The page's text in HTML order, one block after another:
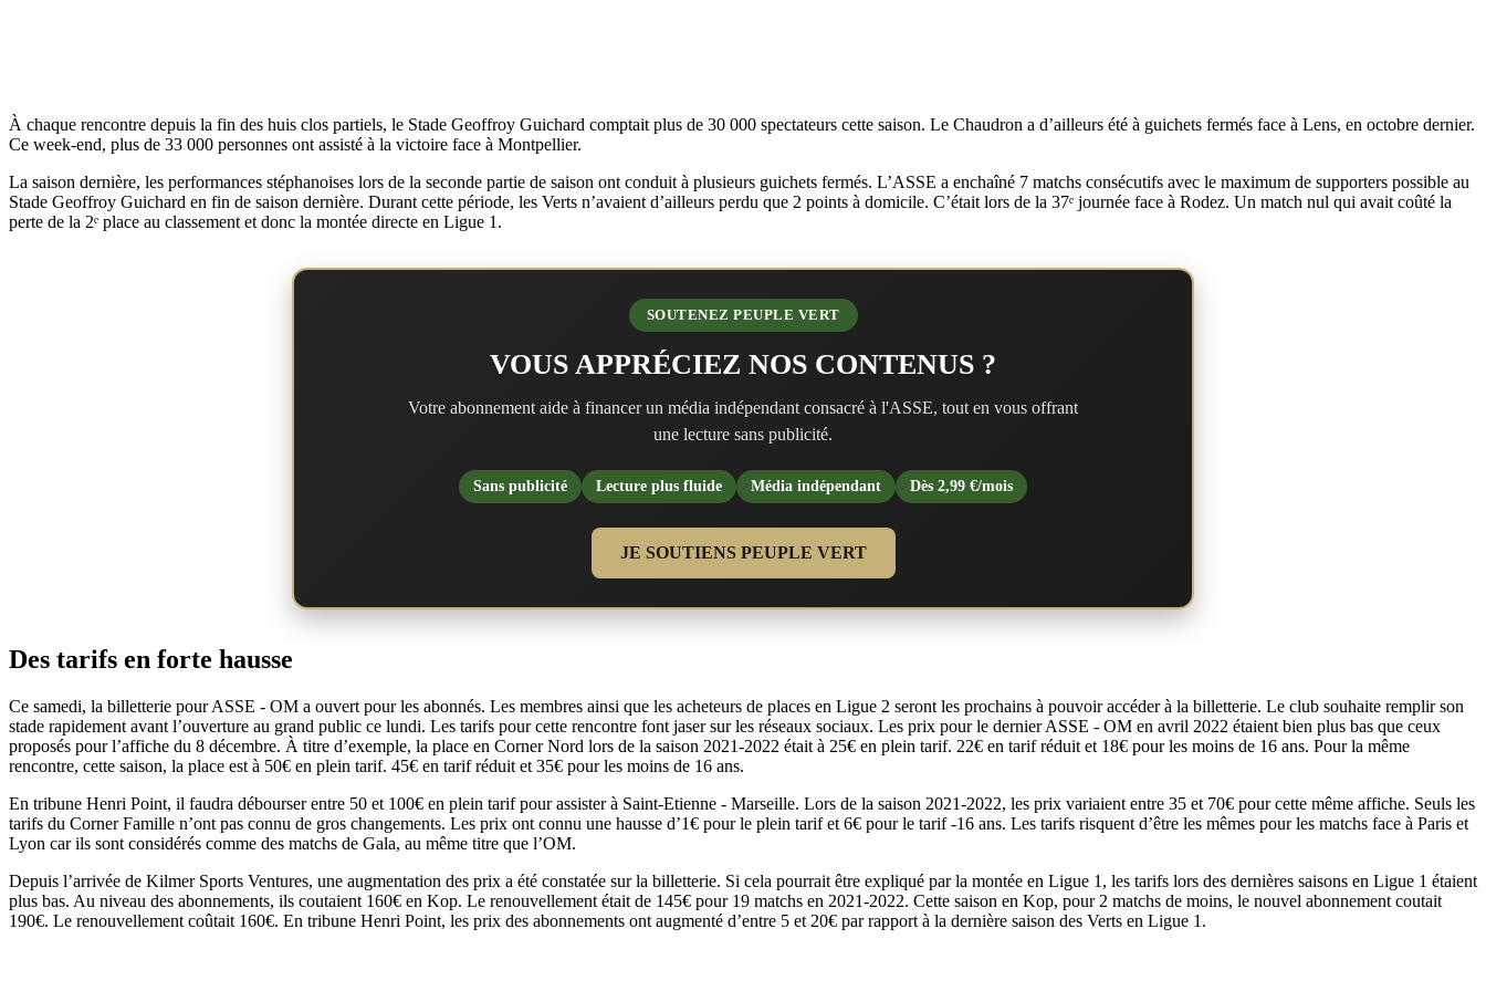
À chaque rencontre depuis la fin des huis clos partiels, le Stade Geoffroy Guichard comptait plus de 30 000 spectateurs cette saison. Le Chaudron a d’ailleurs été à guichets fermés face à Lens, en octobre dernier.
Ce week-end, plus de 33 000 personnes ont assisté à la victoire face à Montpellier.
La saison dernière, les performances stéphanoises lors de la seconde partie de saison ont conduit à plusieurs guichets fermés. L’ASSE a enchaîné 7 matchs consécutifs avec le maximum de supporters possible au
Stade Geoffroy Guichard en fin de saison dernière. Durant cette période, les Verts n’avaient d’ailleurs perdu que 2 points à domicile. C’était lors de la 37ᵉ journée face à Rodez. Un match nul qui avait coûté la
perte de la 2ᵉ place au classement et donc la montée directe en Ligue 1.
SOUTENEZ PEUPLE VERT
VOUS APPRÉCIEZ NOS CONTENUS ?
Votre abonnement aide à financer un média indépendant consacré à l'ASSE, tout en vous offrant
une lecture sans publicité.
Sans publicité Lecture plus fluide Média indépendant Dès 2,99 €/mois
JE SOUTIENS PEUPLE VERT
Des tarifs en forte hausse
Ce samedi, la billetterie pour ASSE - OM a ouvert pour les abonnés. Les membres ainsi que les acheteurs de places en Ligue 2 seront les prochains à pouvoir accéder à la billetterie. Le club souhaite remplir son
stade rapidement avant l’ouverture au grand public ce lundi. Les tarifs pour cette rencontre font jaser sur les réseaux sociaux. Les prix pour le dernier ASSE - OM en avril 2022 étaient bien plus bas que ceux
proposés pour l’affiche du 8 décembre. À titre d’exemple, la place en Corner Nord lors de la saison 2021-2022 était à 25€ en plein tarif. 22€ en tarif réduit et 18€ pour les moins de 16 ans. Pour la même
rencontre, cette saison, la place est à 50€ en plein tarif. 45€ en tarif réduit et 35€ pour les moins de 16 ans.
En tribune Henri Point, il faudra débourser entre 50 et 100€ en plein tarif pour assister à Saint-Etienne - Marseille. Lors de la saison 2021-2022, les prix variaient entre 35 et 70€ pour cette même affiche. Seuls les
tarifs du Corner Famille n’ont pas connu de gros changements. Les prix ont connu une hausse d’1€ pour le plein tarif et 6€ pour le tarif -16 ans. Les tarifs risquent d’être les mêmes pour les matchs face à Paris et
Lyon car ils sont considérés comme des matchs de Gala, au même titre que l’OM.
Depuis l’arrivée de Kilmer Sports Ventures, une augmentation des prix a été constatée sur la billetterie. Si cela pourrait être expliqué par la montée en Ligue 1, les tarifs lors des dernières saisons en Ligue 1 étaient
plus bas. Au niveau des abonnements, ils coutaient 160€ en Kop. Le renouvellement était de 145€ pour 19 matchs en 2021-2022. Cette saison en Kop, pour 2 matchs de moins, le nouvel abonnement coutait
190€. Le renouvellement coûtait 160€. En tribune Henri Point, les prix des abonnements ont augmenté d’entre 5 et 20€ par rapport à la dernière saison des Verts en Ligue 1.